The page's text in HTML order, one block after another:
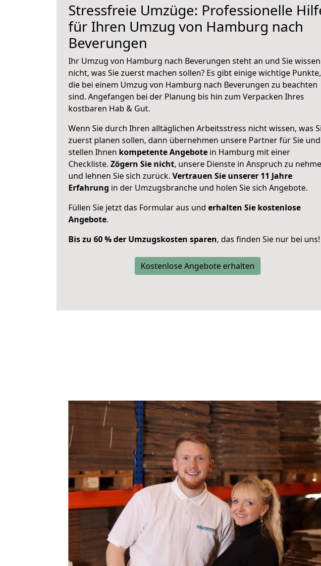
Stressfreie Umzüge: Professionelle
für Ihren Umzug von Hamburg nach
Beverungen
Ihr Umzug von Hamburg nach Beverungen steht an und Sie wissen
nicht, was Sie zuerst machen sollen? Es gibt einige wichtige Punkte,
die bei einem Umzug von Hamburg nach Beverungen zu beachten
sind. Angefangen bei der Planung bis hin zum Verpacken Ihres
kostbaren Hab & Gut.
Wenn Sie durch Ihren alltäglichen Arbeitsstress nicht wissen, was
zuerst planen sollen, dann übernehmen unsere Partner für Sie und
stellen Ihnen kompetente Angebote in Hamburg mit einer
Checkliste. Zögern Sie nicht, unsere Dienste in Anspruch zu
und lehnen Sie sich zurück. Vertrauen Sie unserer 11 Jahre
Erfahrung in der Umzugsbranche und holen Sie sich Angebote.
Füllen Sie jetzt das Formular aus und erhalten Sie kostenlose
Angebote.
Bis zu 60 % der Umzugskosten sparen, das finden Sie nur bei uns!
Kostenlose Angebote erhalten